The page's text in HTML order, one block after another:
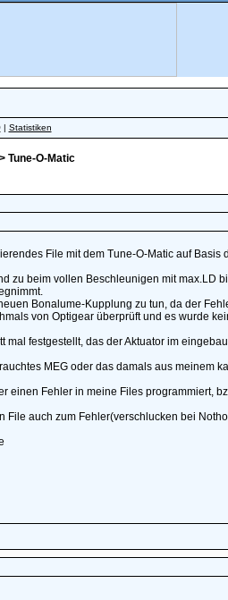
| Statistiken
Tune-O-Matic
File mit dem Tune-O-Matic auf
zu beim vollen Beschleunigen mit
Bonalume-Kupplung zu tun, da der
von Optigear überprüft und es wurde
mal festgestellt, das der Aktuator im
MEG oder das damals aus meinem
einen Fehler in meine Files programmiert,
File auch zum Fehler(verschlucken bei